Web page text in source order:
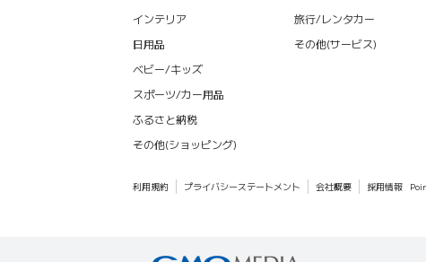
インテリア
日用品
ベビー/キッズ
スポーツ/カー用品
ふるさと納税
その他(ショッピング)
旅行/レンタカー
その他(サービス)
利用規約 プライバシーステートメント 会社概要 採用情報